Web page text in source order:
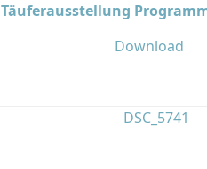
Täuferausstellung
Download